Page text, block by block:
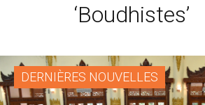
‘boudhistes’
DERNIÈRES NOUVELLES